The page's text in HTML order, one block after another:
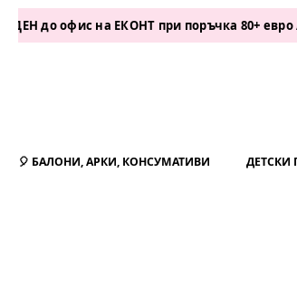
на ЕКОНТ при поръчка 80+ евро // BOX
🎈 БАЛОНИ, АРКИ, КОНСУМАТИВИ ДЕТСКИ